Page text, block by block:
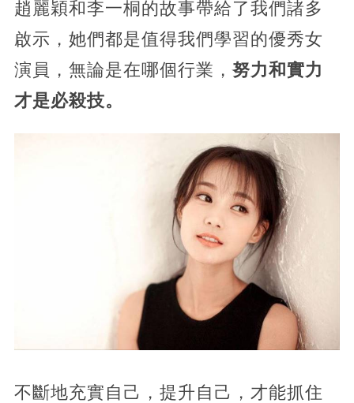
趙麗穎和李一桐的故事帶給了我們諸多
啟示，她們都是值得我們學習的優秀女
演員，無論是在哪個行業，努力和實力
才是必殺技。
不斷地充實自己，提升自己，才能抓住